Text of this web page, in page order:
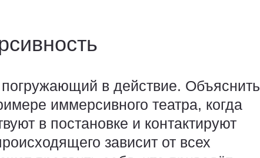
в действие. Объяснить
иммерсивного театра, когда
в постановке и контактируют
зависит от всех